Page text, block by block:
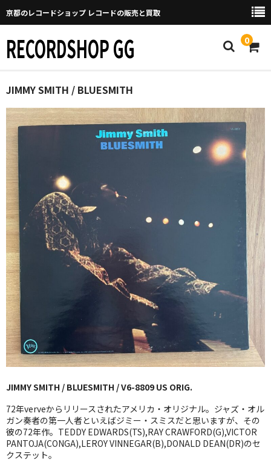
京都のレコードショップ レコードの販売と買取
RECORDSHOP GG 0
Home
マイページ
GGについて
取り置きなどについて
Categories
New Arrivals
GG RECORD （当店のレーベル）
JAZZ-US
BLUE NOTE
JAZZ-EU
JAZZ-JP
JAZZ-VOCAL
JIMMY SMITH / BLUESMITH
JIMMY SMITH / BLUESMITH / V6-8809 US ORIG.
72年verveからリリースされたアメリカ・オリジナル。ジャズ・オル
ガン奏者の第一人者といえばジミー・スミスだと思いますが、その
彼の72年作。TEDDY EDWARDS(TS),RAY CRAWFORD(G),VICTOR
PANTOJA(CONGA),LEROY VINNEGAR(B),DONALD DEAN(DR)のセ
クステット。